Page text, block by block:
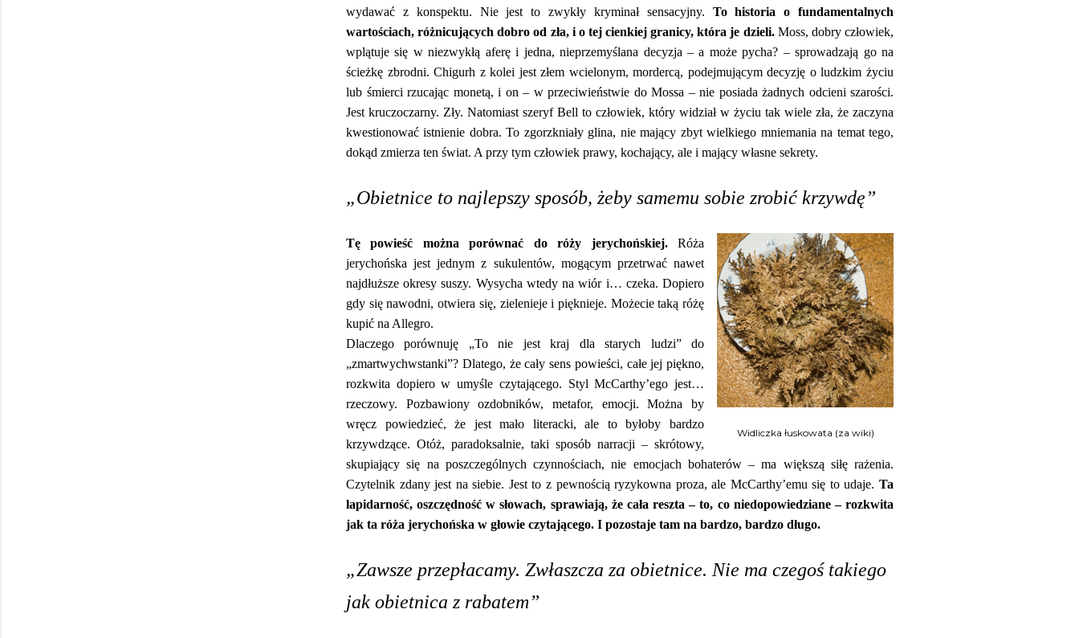
wydawać z konspektu. Nie jest to zwykły kryminał sensacyjny. To historia o fundamentalnych
wartościach, różnicujących dobro od zła, i o tej cienkiej granicy, która je dzieli.Moss, dobry człowiek,
wplątuje się w niezwykłą aferę i jedna, nieprzemyślana decyzja – a może pycha? – sprowadzają go na
ścieżkę zbrodni. Chigurh z kolei jest złem wcielonym, mordercą, podejmującym decyzję o ludzkim życiu
lub śmierci rzucając monetą, i on – w przeciwieństwie do Mossa – nie posiada żadnych odcieni szarości.
Jest kruczoczarny. Zły. Natomiast szeryf Bell to człowiek, który widział w życiu tak wiele zła, że zaczyna
kwestionować istnienie dobra. To zgorzkniały glina, nie mający zbyt wielkiego mniemania na temat tego,
dokąd zmierza ten świat. A przy tym człowiek prawy, kochający, ale i mający własne sekrety.
„Obietnice to najlepszy sposób, żeby samemu sobie zrobić krzywdę”
Widliczka łuskowata (za wiki)
Tę powieść można porównać do róży jerychońskiej. Róża
jerychońska jest jednym z sukulentów, mogącym przetrwać nawet
najdłuższe okresy suszy. Wysycha wtedy na wiór i… czeka. Dopiero
gdy się nawodni, otwiera się, zielenieje i pięknieje. Możecie taką różę
kupić na Allegro.
Dlaczego porównuję „To nie jest kraj dla starych ludzi” do
„zmartwychwstanki”? Dlatego, że cały sens powieści, całe jej piękno,
rozkwita dopiero w umyśle czytającego. Styl McCarthy’ego jest…
rzeczowy. Pozbawiony ozdobników, metafor, emocji. Można by
wręcz powiedzieć, że jest mało literacki, ale to byłoby bardzo
krzywdzące. Otóż, paradoksalnie, taki sposób narracji – skrótowy,
skupiający się na poszczególnych czynnościach, nie emocjach bohaterów – ma większą siłę rażenia.
Czytelnik zdany jest na siebie. Jest to z pewnością ryzykowna proza, ale McCarthy’emu się to udaje. Ta
lapidarność, oszczędność w słowach, sprawiają, że cała reszta – to, co niedopowiedziane – rozkwita
jak ta róża jerychońska w głowie czytającego. I pozostaje tam na bardzo, bardzo długo.
„Zawsze przepłacamy. Zwłaszcza za obietnice. Nie ma czegoś takiego
jak obietnica z rabatem”